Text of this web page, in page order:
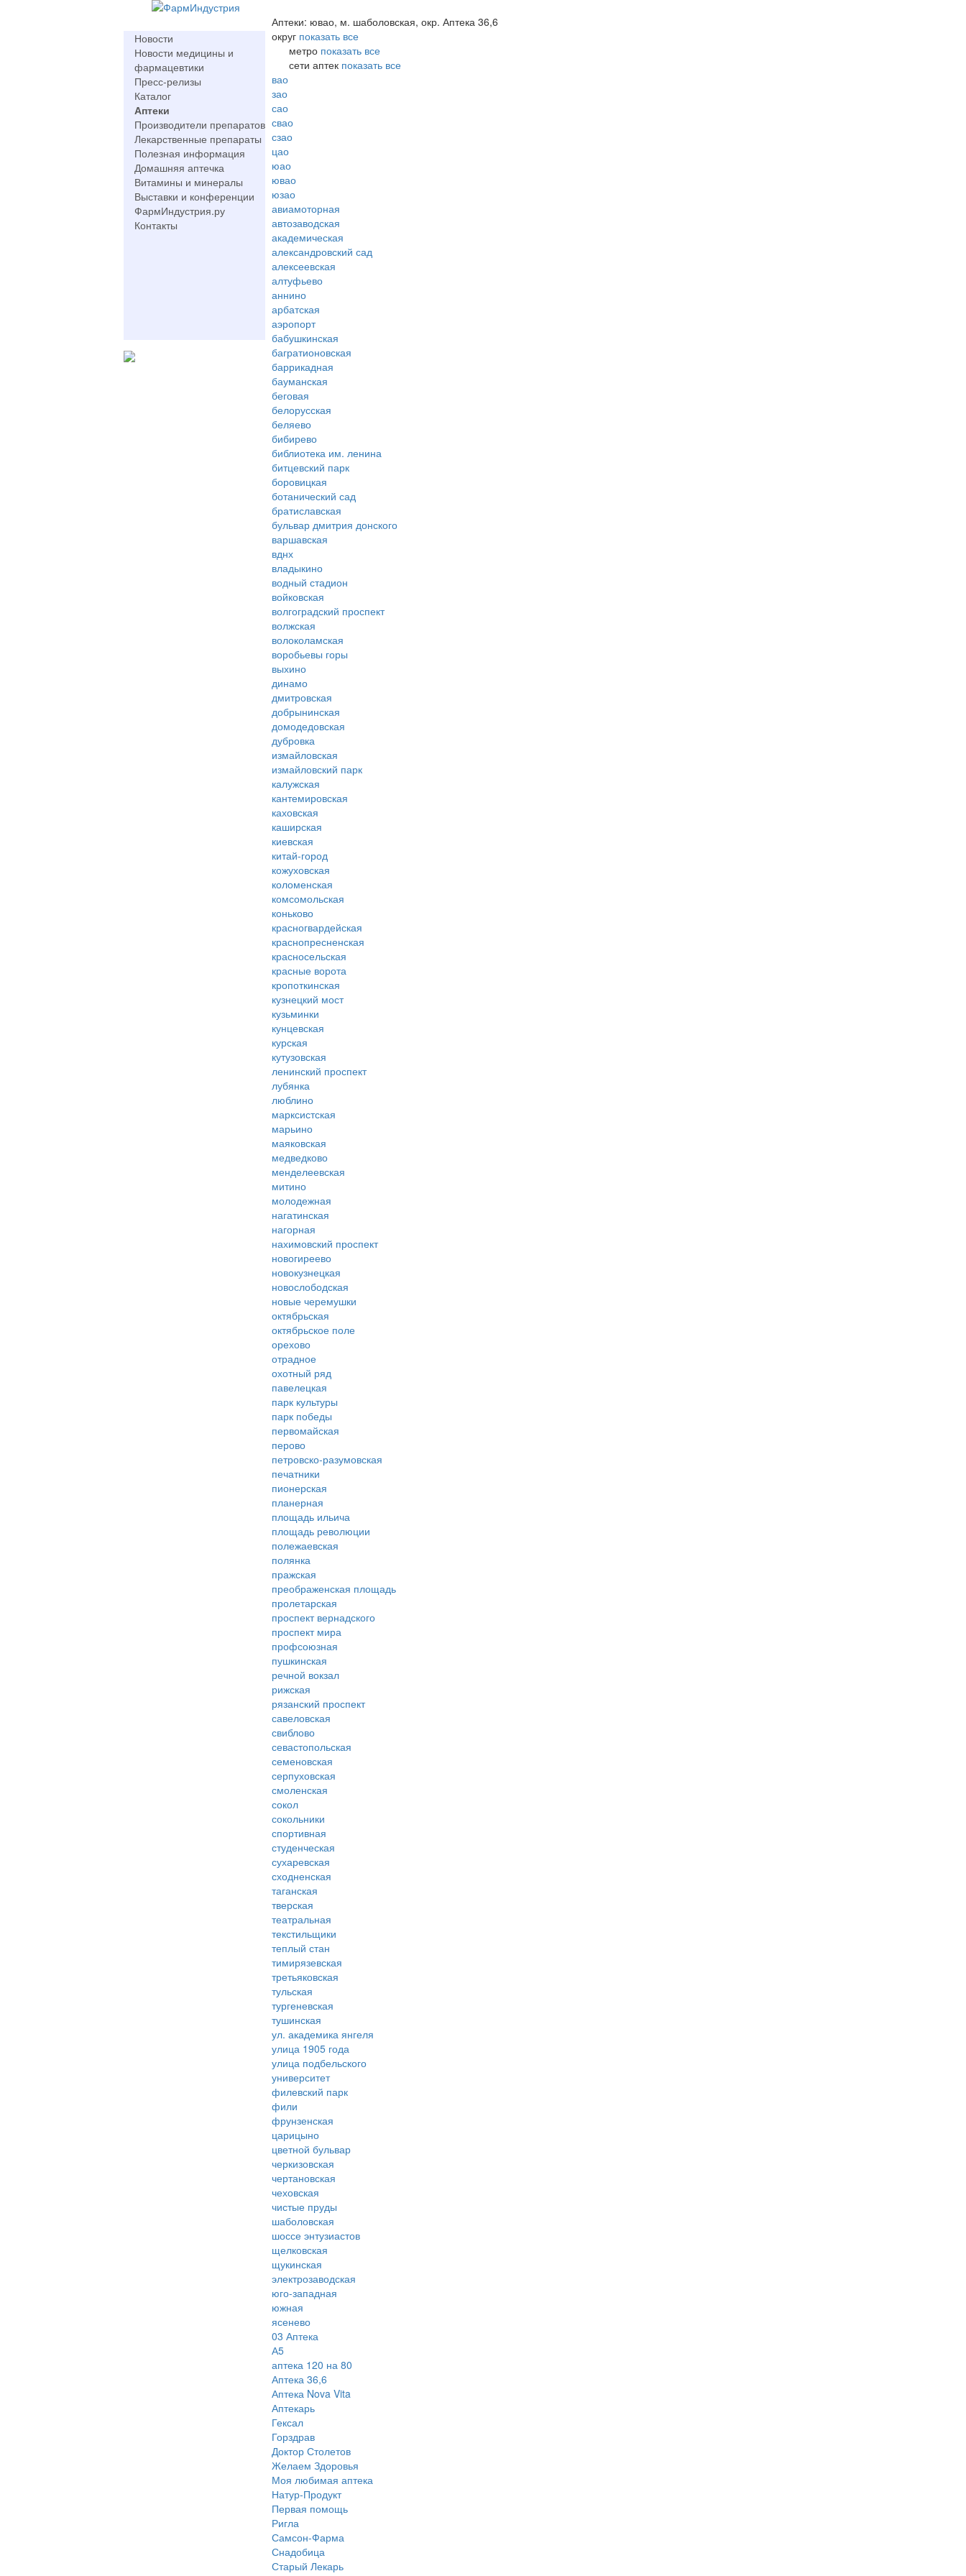
Новости
Новости медицины и
фармацевтики
Пресс-релизы
Каталог
Аптеки
Производители препаратов
Лекарственные препараты
Полезная информация
Домашняя аптечка
Витамины и минералы
Выставки и конференции
ФармИндустрия.ру
Контакты
Аптеки: ювао, м. шаболовская, окр. Аптека 36,6
округ показать все
метро показать все
сети аптек показать все
вао
зао
сао
свао
сзао
цао
юао
ювао
юзао
авиамоторная
автозаводская
академическая
александровский сад
алексеевская
алтуфьево
аннино
арбатская
аэропорт
бабушкинская
багратионовская
баррикадная
бауманская
беговая
белорусская
беляево
бибирево
библиотека им. ленина
битцевский парк
боровицкая
ботанический сад
братиславская
бульвар дмитрия донского
варшавская
вднх
владыкино
водный стадион
войковская
волгоградский проспект
волжская
волоколамская
воробьевы горы
выхино
динамо
дмитровская
добрынинская
домодедовская
дубровка
измайловская
измайловский парк
калужская
кантемировская
каховская
каширская
киевская
китай-город
кожуховская
коломенская
комсомольская
коньково
красногвардейская
краснопресненская
красносельская
красные ворота
кропоткинская
кузнецкий мост
кузьминки
кунцевская
курская
кутузовская
ленинский проспект
лубянка
люблино
марксистская
марьино
маяковская
медведково
менделеевская
митино
молодежная
нагатинская
нагорная
нахимовский проспект
новогиреево
новокузнецкая
новослободская
новые черемушки
октябрьская
октябрьское поле
орехово
отрадное
охотный ряд
павелецкая
парк культуры
парк победы
первомайская
перово
петровско-разумовская
печатники
пионерская
планерная
площадь ильича
площадь революции
полежаевская
полянка
пражская
преображенская площадь
пролетарская
проспект вернадского
проспект мира
профсоюзная
пушкинская
речной вокзал
рижская
рязанский проспект
савеловская
свиблово
севастопольская
семеновская
серпуховская
смоленская
сокол
сокольники
спортивная
студенческая
сухаревская
сходненская
таганская
тверская
театральная
текстильщики
теплый стан
тимирязевская
третьяковская
тульская
тургеневская
тушинская
ул. академика янгеля
улица 1905 года
улица подбельского
университет
филевский парк
фили
фрунзенская
царицыно
цветной бульвар
черкизовская
чертановская
чеховская
чистые пруды
шаболовская
шоссе энтузиастов
щелковская
щукинская
электрозаводская
юго-западная
южная
ясенево
03 Аптека
А5
аптека 120 на 80
Аптека 36,6
Аптека Nova Vita
Аптекарь
Гексал
Горздрав
Доктор Столетов
Желаем Здоровья
Моя любимая аптека
Натур-Продукт
Первая помощь
Ригла
Самсон-Фарма
Снадобица
Старый Лекарь